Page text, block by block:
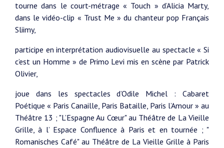
tourne dans le court-métrage « Touch » d’Alicia Marty,
dans le vidéo-clip « Trust Me » du chanteur pop Français
Sliimy,
participe en interprétation audiovisuelle au spectacle « Si
c’est un Homme » de Primo Levi mis en scène par Patrick
Olivier,
joue dans les spectacles d’Odile Michel : Cabaret
Poétique « Paris Canaille, Paris Bataille, Paris l’Amour » au
Théâtre 13 ; "L’Espagne Au Cœur" au Théâtre de La Vieille
Grille, à l’ Espace Confluence à Paris et en tournée ; "
Romanisches Café" au Théâtre de La Vieille Grille à Paris